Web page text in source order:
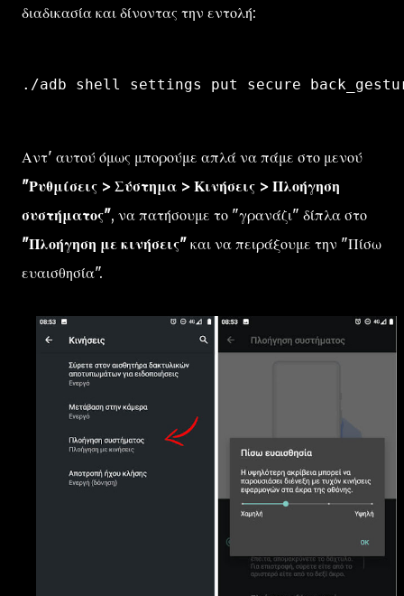
διαδικασία και δίνοντας την εντολή:
Αντ' αυτού όμως μπορούμε απλά να πάμε στο μενού
"Ρυθμίσεις > Σύστημα > Κινήσεις > Πλοήγηση
συστήματος", να πατήσουμε το "γρανάζι" δίπλα στο
"Πλοήγηση με κινήσεις" και να πειράξουμε την "Πίσω
ευαισθησία".